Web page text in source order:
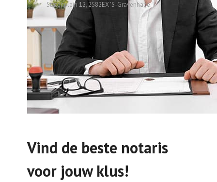
Statenplein 12, 2582EX 'S-Gravenhage
Vind de beste notaris
voor jouw klus!